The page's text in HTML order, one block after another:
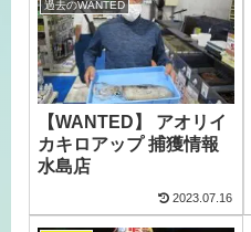
過去のWANTED
【WANTED】 アオリイ
カキロアップ 捕獲情報
水島店
2023.07.16